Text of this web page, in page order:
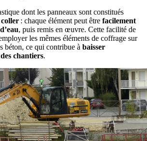
dont les panneaux sont constitués
coller : chaque élément peut être facilement
, puis remis en œuvre. Cette facilité de
les mêmes éléments de coffrage sur
béton, ce qui contribue à baisser
chantiers.